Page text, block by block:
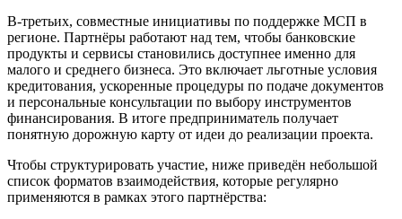
В-третьих, совместные инициативы по поддержке МСП в
регионе. Партнёры работают над тем, чтобы банковские
продукты и сервисы становились доступнее именно для
малого и среднего бизнеса. Это включает льготные условия
кредитования, ускоренные процедуры по подаче документов
и персональные консультации по выбору инструментов
финансирования. В итоге предприниматель получает
понятную дорожную карту от идеи до реализации проекта.
Чтобы структурировать участие, ниже приведён небольшой
список форматов взаимодействия, которые регулярно
применяются в рамках этого партнёрства: